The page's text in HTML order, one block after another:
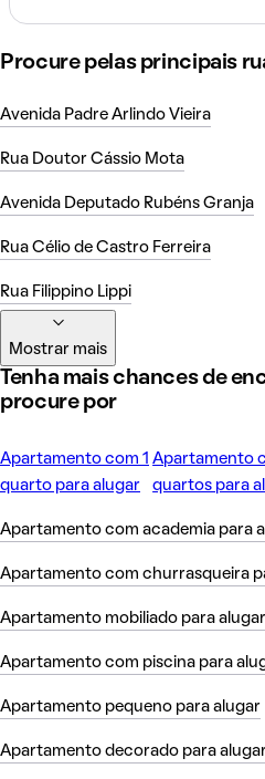
Procure pelas principais
Avenida Padre Arlindo Vieira
Rua Doutor Cássio Mota
Avenida Deputado Rubéns Granja
Rua Célio de Castro Ferreira
Rua Filippino Lippi
Mostrar mais
Tenha mais chances de
procure por
Apartamento com 1
quarto para alugar
Apartamento
quartos para
Apartamento com academia para
Apartamento com churrasqueira
Apartamento mobiliado para alugar
Apartamento com piscina para
Apartamento pequeno para alugar
Apartamento decorado para